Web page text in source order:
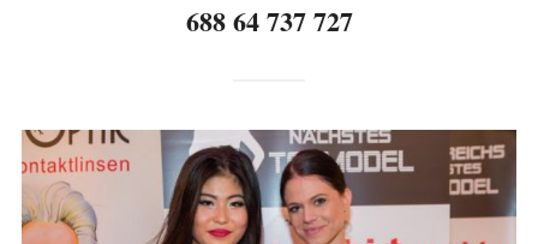
688 64 737 727